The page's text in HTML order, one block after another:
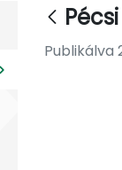
Publikálva